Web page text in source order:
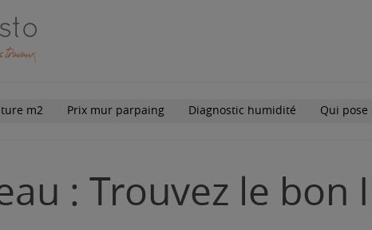
m2 Prix mur parpaing Diagnostic humidité Qui pose
: Trouvez le